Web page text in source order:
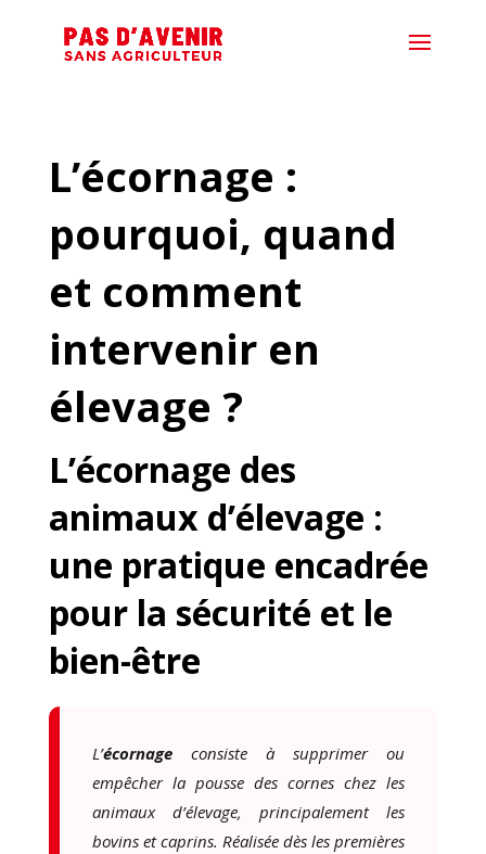
L’écornage :
pourquoi, quand
et comment
intervenir en
élevage ?
L’écornage des
animaux d’élevage :
une pratique encadrée
pour la sécurité et le
bien-être
L’écornageconsiste à supprimer ou
empêcher la pousse des cornes chez les
animaux d’élevage, principalement les
bovins et caprins. Réalisée dès les premières